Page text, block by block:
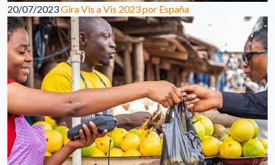
20/07/2023Gira Vis a Vis 2023 por España